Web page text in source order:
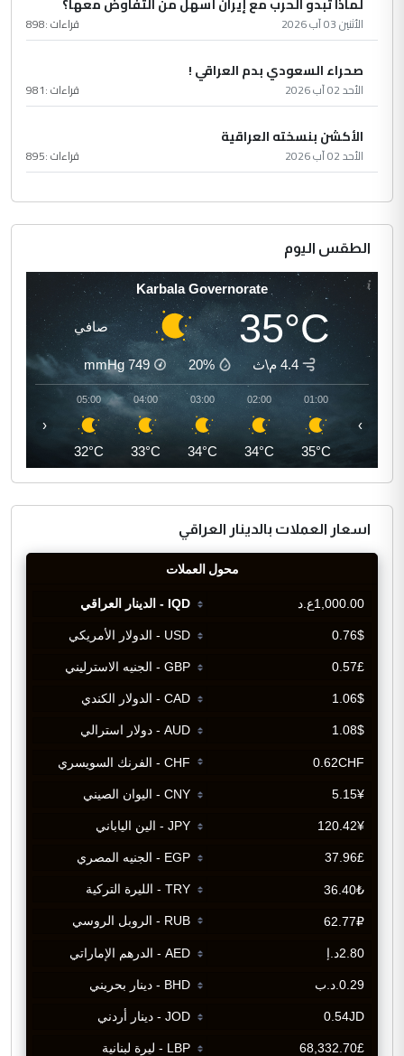
لماذا تبدو الحرب مع إيران أسهل من التفاوض معها؟
الأثنين 03 آب 2026 قراءات :898
صحراء السعودي بدم العراقي !
الأحد 02 آب 2026 قراءات :981
الأكشن بنسخته العراقية
الأحد 02 آب 2026 قراءات :895
الطقس اليوم
Karbala Governorate
35°C صافي
4.4 م\ث 20%
749
mmHg
01:00
35°C
02:00
34°C
03:00
34°C
04:00
33°C
05:00
32°C
‹ ›
اسعار العملات بالدينار العراقي